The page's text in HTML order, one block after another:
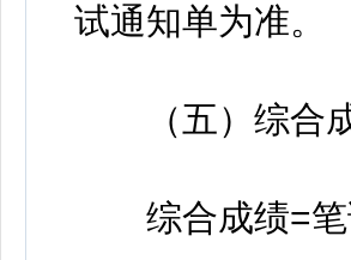
试通知单为准。
（五）综合
综合成绩=笔